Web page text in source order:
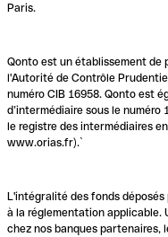
Paris.
Qonto est un établissement de
l'Autorité de Contrôle
numéro CIB 16958. Qonto est
d’intermédiaire sous le numéro
le registre des intermédiaires
www.orias.fr).`
L'intégralité des fonds
à la réglementation applicable.
chez nos banques partenaires,